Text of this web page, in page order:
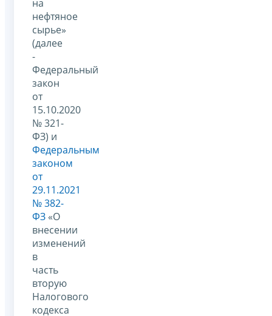
на
нефтяное
сырье»
(далее
-
Федеральный
закон
от
15.10.2020
№ 321-
ФЗ) и
Федеральным
законом
от
29.11.2021
№ 382-
ФЗ «О
внесении
изменений
в
часть
вторую
Налогового
кодекса